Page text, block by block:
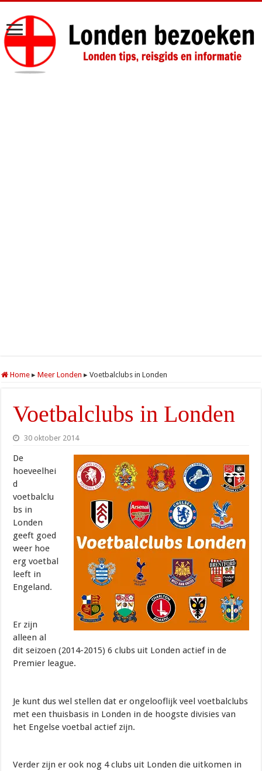
Home ▸ Meer Londen ▸ Voetbalclubs in Londen
Voetbalclubs in Londen
30 oktober 2014
De
hoeveelhei
d
voetbalclu
bs in
Londen
geeft goed
weer hoe
erg voetbal
leeft in
Engeland.
Er zijn
alleen al
dit seizoen (2014-2015) 6 clubs uit Londen actief in de
Premier league.
Je kunt dus wel stellen dat er ongelooflijk veel voetbalclubs
met een thuisbasis in Londen in de hoogste divisies van
het Engelse voetbal actief zijn.
Verder zijn er ook nog 4 clubs uit Londen die uitkomen in